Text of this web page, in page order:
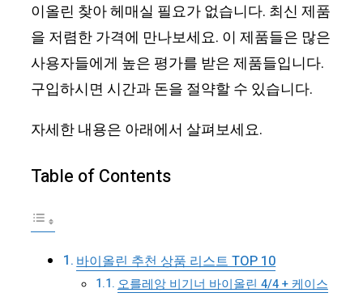
이올린 찾아 헤매실 필요가 없습니다. 최신 제품
을 저렴한 가격에 만나보세요. 이 제품들은 많은
사용자들에게 높은 평가를 받은 제품들입니다.
구입하시면 시간과 돈을 절약할 수 있습니다.
자세한 내용은 아래에서 살펴보세요.
Table of Contents
바이올린 추천 상품 리스트 TOP 10
오를레앙 비기너 바이올린 4/4 + 케이스